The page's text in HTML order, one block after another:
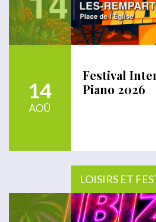
14
AOÛ
Festival
Piano 2026
LOISIRS ET